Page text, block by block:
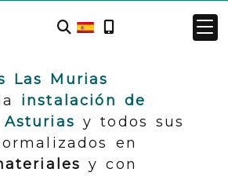
Las Murias
instalación de
y todos sus
en
y con